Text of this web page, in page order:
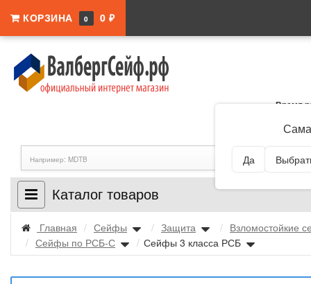
КОРЗИНА 0 0 ₽
Да
Время
Каталог товаров
Главная / Сейфы / Защита / Взломостойкие
/ Сейфы по РСБ-С / Сейфы 3 класса РСБ